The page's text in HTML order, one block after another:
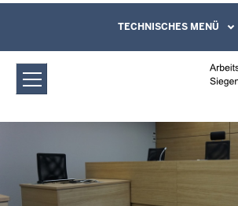
Arbeitsgericht Siegen:
Direkt zum Inhalt
Leichte Sprache,
und Kontaktformular
TECHNISCHES MENÜ